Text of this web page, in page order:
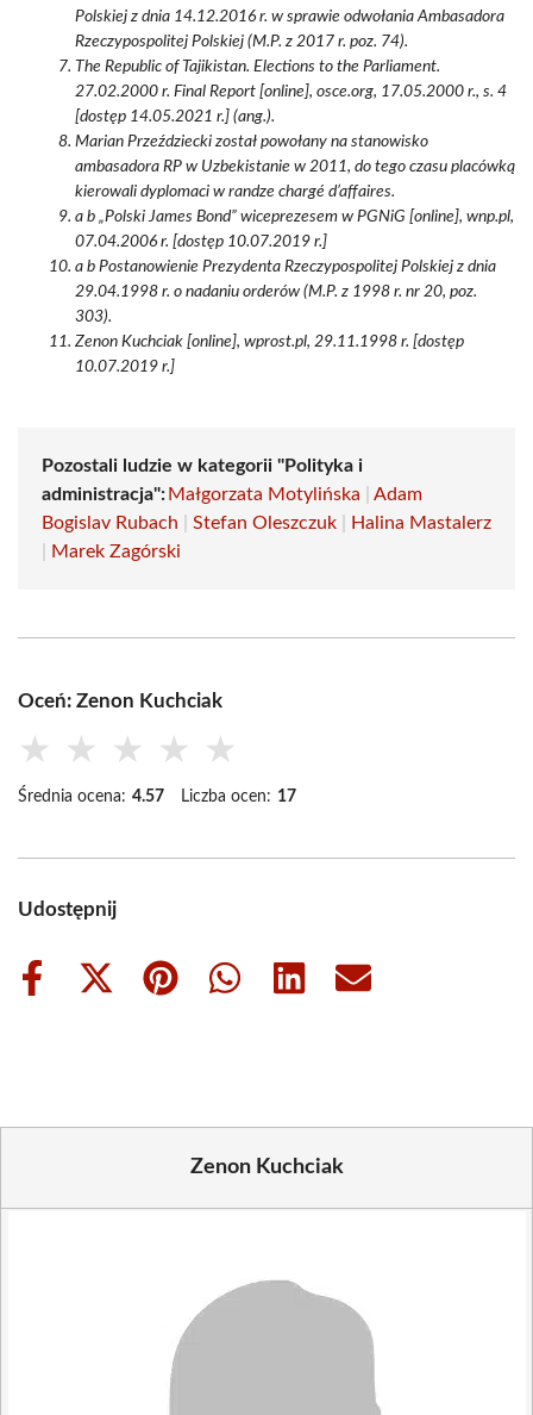
Polskiej z dnia 14.12.2016 r. w sprawie odwołania Ambasadora
Rzeczypospolitej Polskiej (M.P. z 2017 r. poz. 74).
The Republic of Tajikistan. Elections to the Parliament.
27.02.2000 r. Final Report [online], osce.org, 17.05.2000 r., s. 4
[dostęp 14.05.2021 r.] (ang.).
Marian Przeździecki został powołany na stanowisko
ambasadora RP w Uzbekistanie w 2011, do tego czasu placówką
kierowali dyplomaci w randze chargé d’affaires.
a b „Polski James Bond” wiceprezesem w PGNiG [online], wnp.pl,
07.04.2006 r. [dostęp 10.07.2019 r.]
a b Postanowienie Prezydenta Rzeczypospolitej Polskiej z dnia
29.04.1998 r. o nadaniu orderów (M.P. z 1998 r. nr 20, poz.
303).
Zenon Kuchciak [online], wprost.pl, 29.11.1998 r. [dostęp
10.07.2019 r.]
Pozostali ludzie w kategorii "Polityka i
administracja": Małgorzata Motylińska
Adam
Bogislav Rubach
Stefan Oleszczuk
Halina Mastalerz
Marek Zagórski
Oceń: Zenon Kuchciak
★ ★ ★ ★ ★
Średnia ocena: 4.57 Liczba ocen: 17
Udostępnij
Share
Share
Share
Share
Share
Share
Zenon Kuchciak